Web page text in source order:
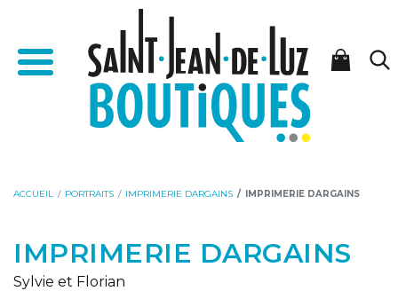
contenu
Menu
Accueil - Saint-Jean-de-Luz Boutiques
ACCUEIL PORTRAITS IMPRIMERIE DARGAINS IMPRIMERIE DARGAINS
IMPRIMERIE DARGAINS
Sylvie et Florian